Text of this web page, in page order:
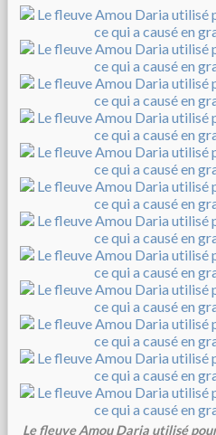
Le fleuve Amou Daria utilisé